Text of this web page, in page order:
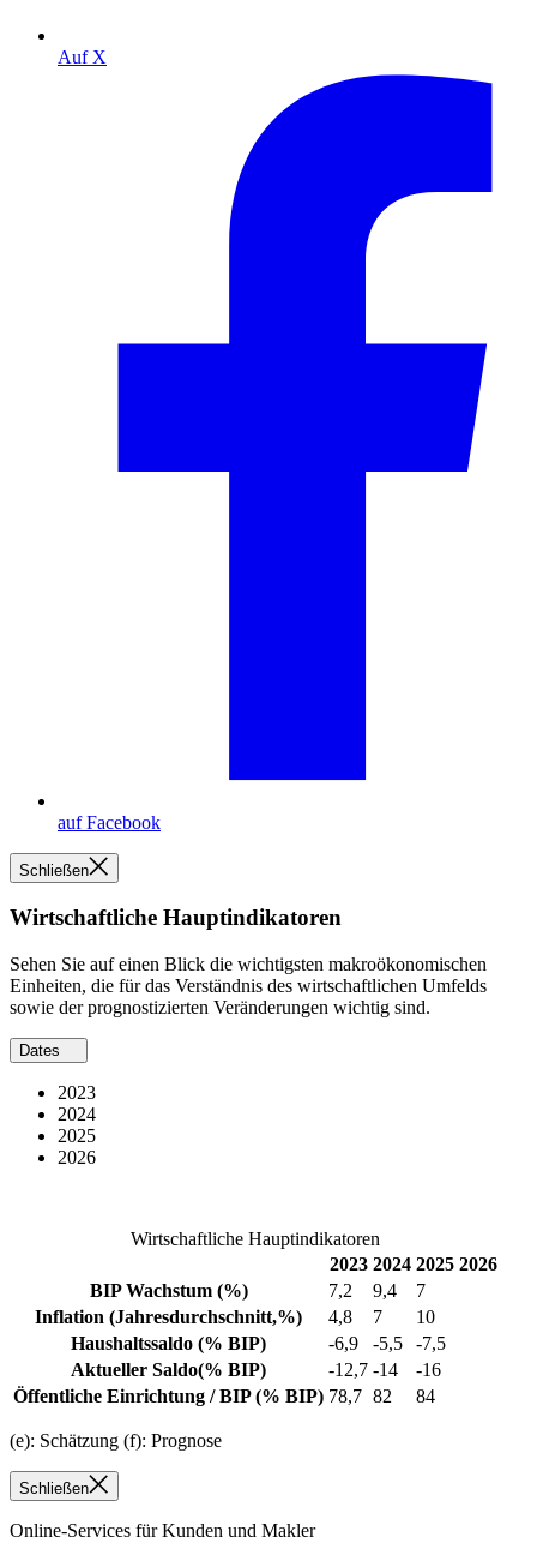
Auf X
auf Facebook
Schließen
Wirtschaftliche Hauptindikatoren
Sehen Sie auf einen Blick die wichtigsten makroökonomischen
Einheiten, die für das Verständnis des wirtschaftlichen Umfelds
sowie der prognostizierten Veränderungen wichtig sind.
Dates
2023
2024
2025
2026
Wirtschaftliche Hauptindikatoren
2023 2024 2025 2026
BIP Wachstum (%) 7,2 9,4
7
Inflation (Jahresdurchschnitt,%) 4,8 7
10
Haushaltssaldo (% BIP) -6,9 -5,5
-7,5
Aktueller Saldo(% BIP) -12,7 -14
-16
Öffentliche Einrichtung / BIP(% BIP) 78,7 82 84
(e): Schätzung (f): Prognose
Schließen
Online-Services für Kunden und Makler